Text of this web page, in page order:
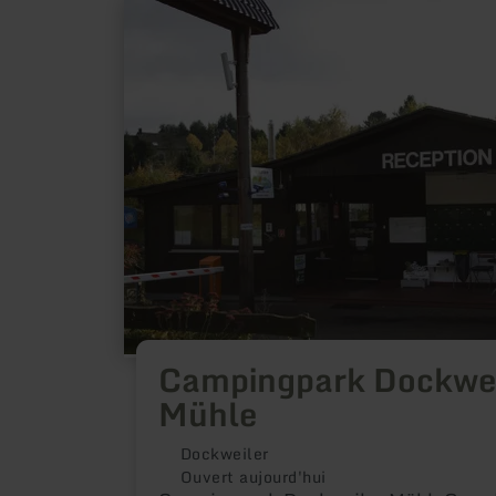
Campingpark
Mühle
Dockweiler
Ouvert aujourd'hui
Mühle